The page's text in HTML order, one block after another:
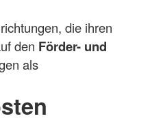
die ihren
den Förder- und
als